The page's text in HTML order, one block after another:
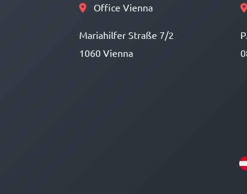
Office Vienna
Mariahilfer Straße 7/2
1060 Vienna